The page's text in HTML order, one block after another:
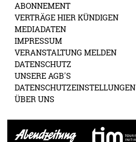
ABONNEMENT
VERTRÄGE HIER KÜNDIGEN
MEDIADATEN
IMPRESSUM
VERANSTALTUNG MELDEN
DATENSCHUTZ
UNSERE AGB'S
DATENSCHUTZEINSTELLUNGEN
ÜBER UNS